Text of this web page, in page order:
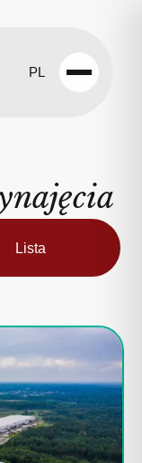
PL
Open
Lista